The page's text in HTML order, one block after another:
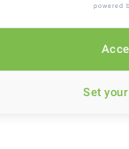
powered
Set